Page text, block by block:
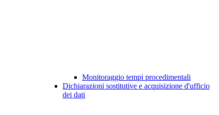
Monitoraggio tempi procedimentali
Dichiarazioni sostitutive e acquisizione d'ufficio
dei dati